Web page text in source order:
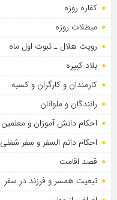
کفاره روزه
مبطلات روزه
رویت هلال ـ ثبوت اول ماه
بلاد کبیره
کارمندان و کارگران و کسبه
رانندگان و ملوانان
احکام دانش آموزان و معلمین
احکام دائم السفر و سفر شغلی
قصد اقامت
تبعیت همسر و فرزند در سفر